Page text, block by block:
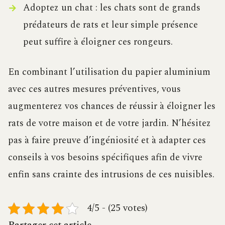
Adoptez un chat : les chats sont de grands
prédateurs de rats et leur simple présence
peut suffire à éloigner ces rongeurs.
En combinant l’utilisation du papier aluminium
avec ces autres mesures préventives, vous
augmenterez vos chances de réussir à éloigner les
rats de votre maison et de votre jardin. N’hésitez
pas à faire preuve d’ingéniosité et à adapter ces
conseils à vos besoins spécifiques afin de vivre
enfin sans crainte des intrusions de ces nuisibles.
4/5 - (25 votes)